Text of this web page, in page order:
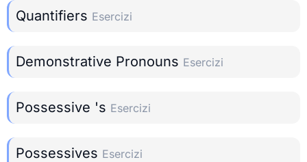
Quantifiers Esercizi
Demonstrative Pronouns Esercizi
Possessive 's Esercizi
Possessives Esercizi